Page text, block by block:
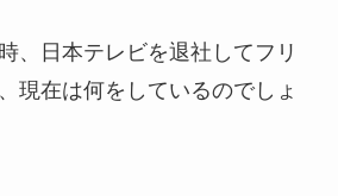
、日本テレビを退社してフリ
現在は何をしているのでしょ